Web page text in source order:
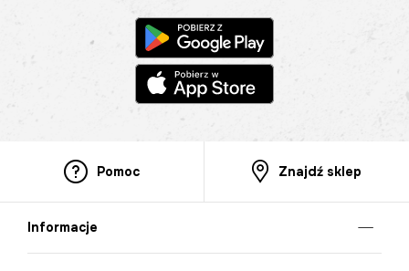
Pomoc Znajdź sklep
Informacje